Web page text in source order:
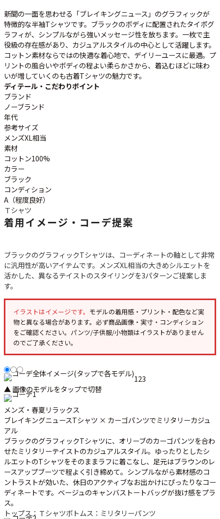
お客様の声
レビュー1万件突破
お気に入りリスト
会員登録
メルマガ登録
会社概要
店舗一覧
古着卸売
特定商取引法に基づく表示
プライバシーポリシー
お問い合わせ
新聞の一面を思わせる「ブレイキングニュース」のグラフィックが
特徴的な半袖Tシャツです。ブラックのボディに配置されたタイポグ
ラフィが、シンプルながら強いメッセージ性を放ちます。一枚で主
役級の存在感があり、カジュアルスタイルの中心として活躍します。
コットン素材ならではの快適な着心地で、デイリーユースに最適。プ
リントの風合いやボディの程よい柔らかさから、着込むほどに味わ
いが増していくのも古着Tシャツの魅力です。
ディテール・こだわりポイント
ブランド
ノーブランド
年代
参考サイズ
メンズXL相当
素材
コットン100%
カラー
ブラック
コンディション
A（程度良好）
Ｔシャツ
着用イメージ・コーデ提案
ブラックのグラフィックTシャツは、コーディネートの軸として非常
に汎用性が高いアイテムです。メンズXL相当の大きめシルエットを
活かした、異なるテイストのスタイリングを3パターンご提案しま
す。
イラストはイメージです。 モデルの着用感・プリント・配色など実
物と異なる場合があります。必ず商品画像・実寸・コンディション
をご確認ください。パンツ/子供服/小物類はイラストがありません
のでご了承ください。
123
▲ 画像のモデルをタップで切替
メンズ・春夏リラックス
ブレイキングニュースTシャツ × カーゴパンツでミリタリーカジュ
アル
ブラックのグラフィックTシャツに、オリーブのカーゴパンツを合わ
せたミリタリーテイストのカジュアルスタイル。ゆったりとしたシ
ルエットのTシャツをそのままラフに着こなし、足元はブラウンのレ
ースアップブーツで程よく引き締めて。シンプルながら素材感のコ
ントラストが効いた、休日のアクティブなお出かけにぴったりなコー
ディネートです。ベージュのキャンバストートバッグが抜け感をプラ
ス。
トップス：Ｔシャツボトムス：ミリタリーパンツ